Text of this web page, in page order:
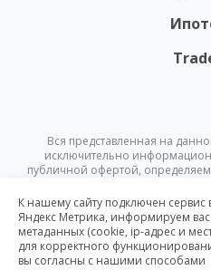
Вся представленная на
исключительно
публичной офертой,
изменена в любое время без
©
Положение об обработке
К нашему сайту подключен сервис
Яндекс Метрика, информируем
метаданных (cookie, ip-адрес и
для корректного
вы согласны с нашими способами